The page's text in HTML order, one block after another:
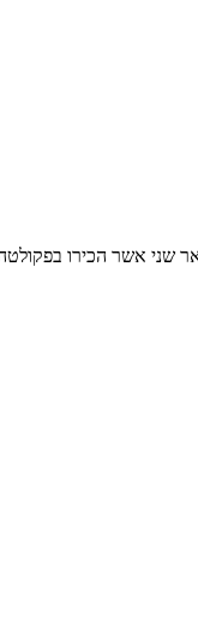
היקב הוקם בשנת 2008 על ידי חנן ומלכה בזק,